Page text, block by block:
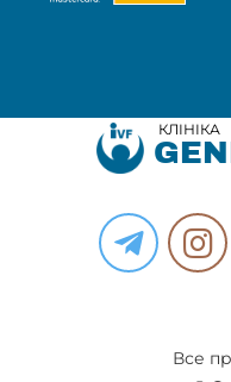
КЛІНІКА
Все